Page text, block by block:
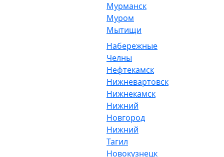
Мурманск
Муром
Мытищи
Набережные
Челны
Нефтекамск
Нижневартовск
Нижнекамск
Нижний
Новгород
Нижний
Тагил
Новокузнецк